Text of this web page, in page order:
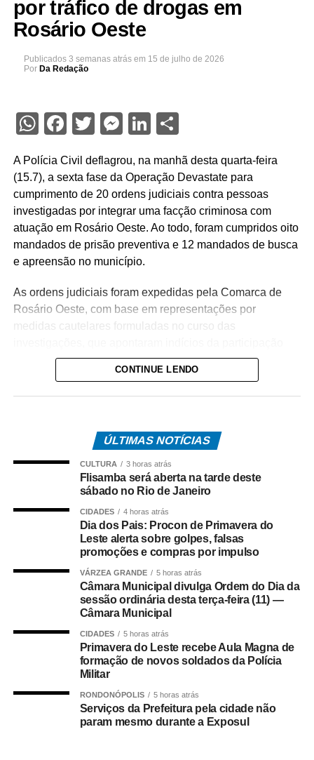
por tráfico de drogas em
Rosário Oeste
Publicados 3 semanas atrás em 15 de julho de 2026
Por Da Redação
WhatsApp
Facebook
Twitter
Messenger
LinkedIn
Share
A Polícia Civil deflagrou, na manhã desta quarta-feira
(15.7), a sexta fase da Operação Devastate para
cumprimento de 20 ordens judiciais contra pessoas
investigadas por integrar uma facção criminosa com
atuação em Rosário Oeste. Ao todo, foram cumpridos oito
mandados de prisão preventiva e 12 mandados de busca
e apreensão no município.
As ordens judiciais foram expedidas pela Comarca de
Rosário Oeste, com base em representações por
medidas cautelares formuladas no curso das
dos alvos no tráfico de drogas na região.
enfraquecendo a estrutura da organização criminosa.
O trabalho é resultado de investigações conduzidas pela
equipe da Delegacia de Rosário Oeste, que reuniram
elementos indicando o envolvimento dos suspeitos com o
comércio ilícito de entorpecentes em Rosário Oeste.
A ação contou com apoio de equipes da Regional de
Várzea Grande e da Diretoria Metropolitana, que atuaram
no cumprimento simultâneo dos mandados judiciais.
As investigações prosseguem para identificar outros
integrantes da organização criminosa e aprofundar a
apuração dos crimes relacionados ao tráfico de drogas e
à atuação da facção no município.
CONTINUE LENDO
ÚLTIMAS NOTÍCIAS
CULTURA 3 horas atrás
Flisamba será aberta na tarde deste
sábado no Rio de Janeiro
CIDADES 4 horas atrás
Dia dos Pais: Procon de Primavera do
Leste alerta sobre golpes, falsas
promoções e compras por impulso
VÁRZEA GRANDE 5 horas atrás
Câmara Municipal divulga Ordem do Dia da
sessão ordinária desta terça-feira (11) —
Câmara Municipal
CIDADES 5 horas atrás
Primavera do Leste recebe Aula Magna de
formação de novos soldados da Polícia
Militar
RONDONÓPOLIS 5 horas atrás
Serviços da Prefeitura pela cidade não
param mesmo durante a Exposul